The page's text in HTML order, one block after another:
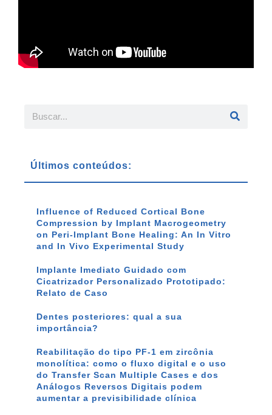
Últimos conteúdos:
Influence of Reduced Cortical Bone
Compression by Implant Macrogeometry
on Peri-Implant Bone Healing: An In Vitro
and In Vivo Experimental Study
Implante Imediato Guidado com
Cicatrizador Personalizado Prototipado:
Relato de Caso
Dentes posteriores: qual a sua
importância?
Reabilitação do tipo PF-1 em zircônia
monolítica: como o fluxo digital e o uso
do Transfer Scan Multiple Cases e dos
Análogos Reversos Digitais podem
aumentar a previsibilidade clínica